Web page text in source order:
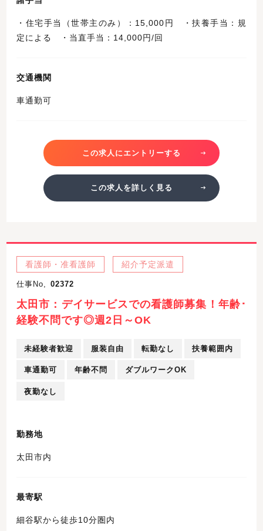
・住宅手当（世帯主のみ）：15,000円 ・扶養手当：規
定による ・当直手当：14,000円/回
交通機関
車通勤可
この求人にエントリーする
この求人を詳しく見る
看護師・准看護師 紹介予定派遣
仕事No, 02372
太田市：デイサービスでの看護師募集！年齢･
経験不問です◎週2日～OK
未経験者歓迎 服装自由 転勤なし 扶養範囲内
車通勤可 年齢不問 ダブルワークOK
夜勤なし
勤務地
太田市内
最寄駅
細谷駅から徒歩10分圏内